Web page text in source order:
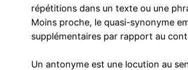
répétitions dans un texte ou une
Moins proche, le quasi-synonyme
supplémentaires par rapport au
Un antonyme est une locution au